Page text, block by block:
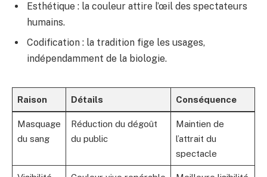
Esthétique : la couleur attire l’œil des spectateurs
humains.
Codification : la tradition fige les usages,
indépendamment de la biologie.
Raison Détails Conséquence
Masquage
du sang
Réduction du dégoût
du public
Maintien de
l’attrait du
spectacle